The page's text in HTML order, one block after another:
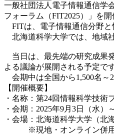
一般社団法人電子情報通信学
フォーラム（FIT2025）」を
FITは、電子情報通信分野と
北海道科学大学では、地域
当日は
最先端の研究成果
よる議論が展開される予定です
会期中は全国から1,500名～
【開催概要】
・名称：第24回情報科学技術
・会期：2025年9月3日（水）
・会場：北海道科学大学（北
※現地・オンライン併用